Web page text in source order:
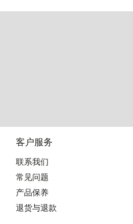
客户服务
联系我们
常见问题
产品保养
退货与退款